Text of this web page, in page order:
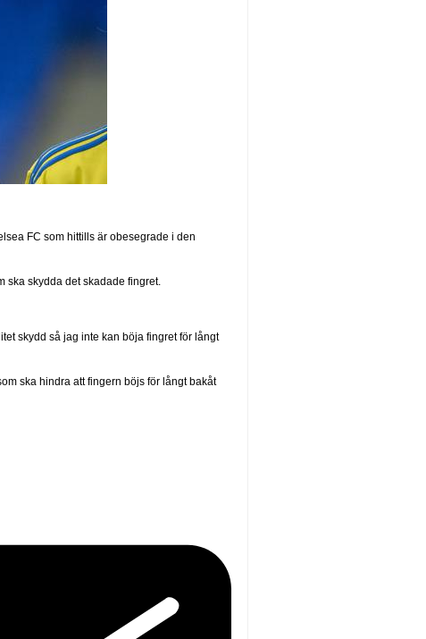
FC som hittills är obesegrade i den
ska skydda det skadade fingret.
skydd så jag inte kan böja fingret för långt
ska hindra att fingern böjs för långt bakåt